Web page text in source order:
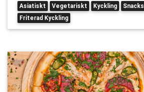
Asiatiskt Vegetariskt Kyckling
Snacks
Friterad Kyckling